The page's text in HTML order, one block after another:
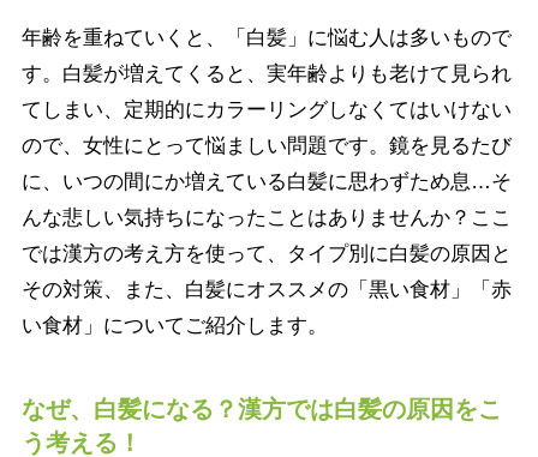
年齢を重ねていくと、「白髪」に悩む人は多いもので
す。白髪が増えてくると、実年齢よりも老けて見られ
てしまい、定期的にカラーリングしなくてはいけない
ので、女性にとって悩ましい問題です。鏡を見るたび
に、いつの間にか増えている白髪に思わずため息…そ
んな悲しい気持ちになったことはありませんか？ここ
では漢方の考え方を使って、タイプ別に白髪の原因と
その対策、また、白髪にオススメの「黒い食材」「赤
い食材」についてご紹介します。
なぜ、白髪になる？漢方では白髪の原因をこ
う考える！